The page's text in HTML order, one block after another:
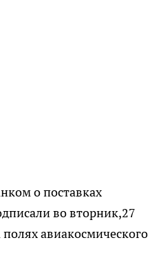
о поставках
во вторник,27
авиакосмического